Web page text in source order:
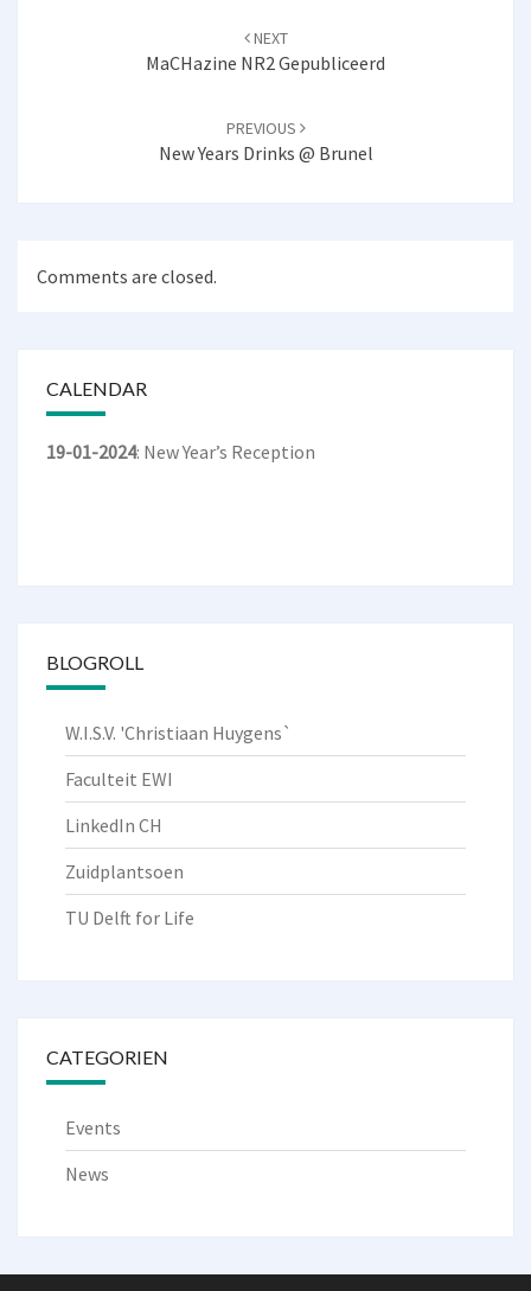
NEXT
MaCHazine NR2 Gepubliceerd
PREVIOUS
New Years Drinks @ Brunel
Comments are closed.
CALENDAR
19-01-2024: New Year’s Reception
BLOGROLL
W.I.S.V. 'Christiaan Huygens`
Faculteit EWI
LinkedIn CH
Zuidplantsoen
TU Delft for Life
CATEGORIEN
Events
News